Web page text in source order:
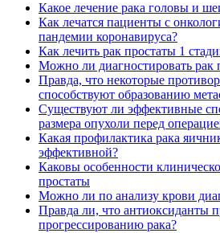
Какое лечение рака головы и
Как лечатся пациенты с
пандемии коронавируса?
Как лечить рак простаты 1
Можно ли диагностировать рак
Правда, что некоторые
способствуют образованию
Существуют ли эффективные
размера опухоли перед
Какая профилактика рака
эффективной?
Каковы особенности
простаты
Можно ли по анализу крови
Правда ли, что антиоксиданты
прогрессированию рака?